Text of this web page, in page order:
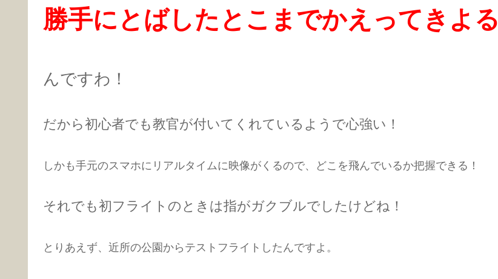
勝手にとばしたとこまでかえってきよる
んですわ！
だから初心者でも教官が付いてくれているようで心強い！
しかも手元のスマホにリアルタイムに映像がくるので、どこを飛んでいるか把握できる！
それでも初フライトのときは指がガクブルでしたけどね！
とりあえず、近所の公園からテストフライトしたんですよ。